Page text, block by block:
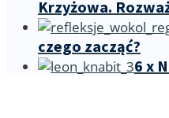
Krzyżowa.
czego zacząć?
6 x